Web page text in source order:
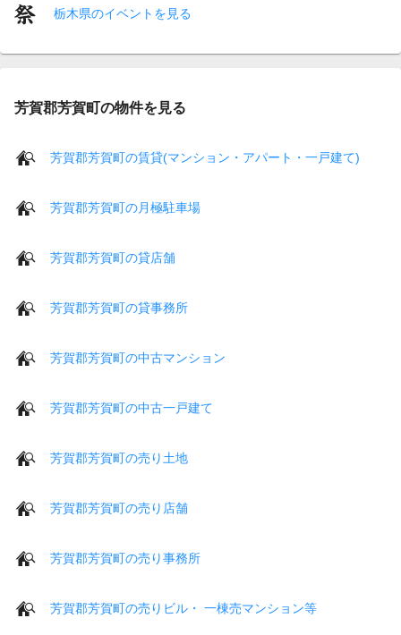
栃木県のイベントを見る
芳賀郡芳賀町の物件を見る
芳賀郡芳賀町の賃貸(マンション・アパート・一戸建て)
芳賀郡芳賀町の月極駐車場
芳賀郡芳賀町の貸店舗
芳賀郡芳賀町の貸事務所
芳賀郡芳賀町の中古マンション
芳賀郡芳賀町の中古一戸建て
芳賀郡芳賀町の売り土地
芳賀郡芳賀町の売り店舗
芳賀郡芳賀町の売り事務所
芳賀郡芳賀町の売りビル・ 一棟売マンション等